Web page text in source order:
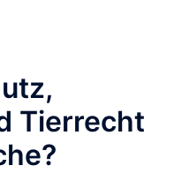
Tierrecht